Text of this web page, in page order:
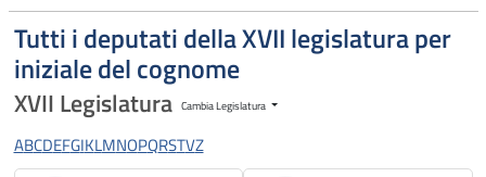
Tutti i deputati della XVII legislatura per
iniziale del cognome
XVII Legislatura Cambia Legislatura
ABCDEFGIKLMNOPQRSTVZ